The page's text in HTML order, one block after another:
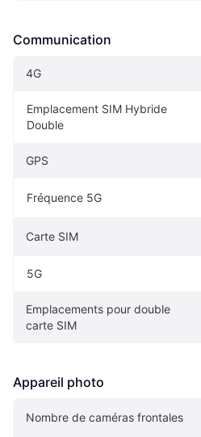
Communication
4G
Emplacement SIM Hybride
Double
GPS
Fréquence 5G
Carte SIM
5G
Emplacements pour double
carte SIM
Appareil photo
Nombre de caméras frontales